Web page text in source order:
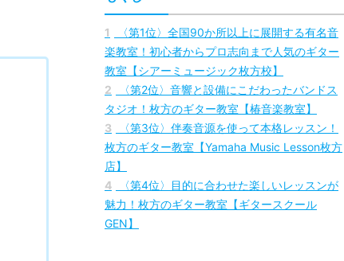
1
〈第1位〉全国90か所以上に展開する有名音
楽教室！初心者からプロ志向まで人気のギター
教室【シアーミュージック枚方校】
2
〈第2位〉音響と設備にこだわったバンドス
タジオ！枚方のギター教室【椿音楽教室】
3
〈第3位〉伴奏音源を使って本格レッスン！
枚方のギター教室【Yamaha Music Lesson枚方
店】
4
〈第4位〉目的に合わせた楽しいレッスンが
魅力！枚方のギター教室【ギタースクール
GEN】